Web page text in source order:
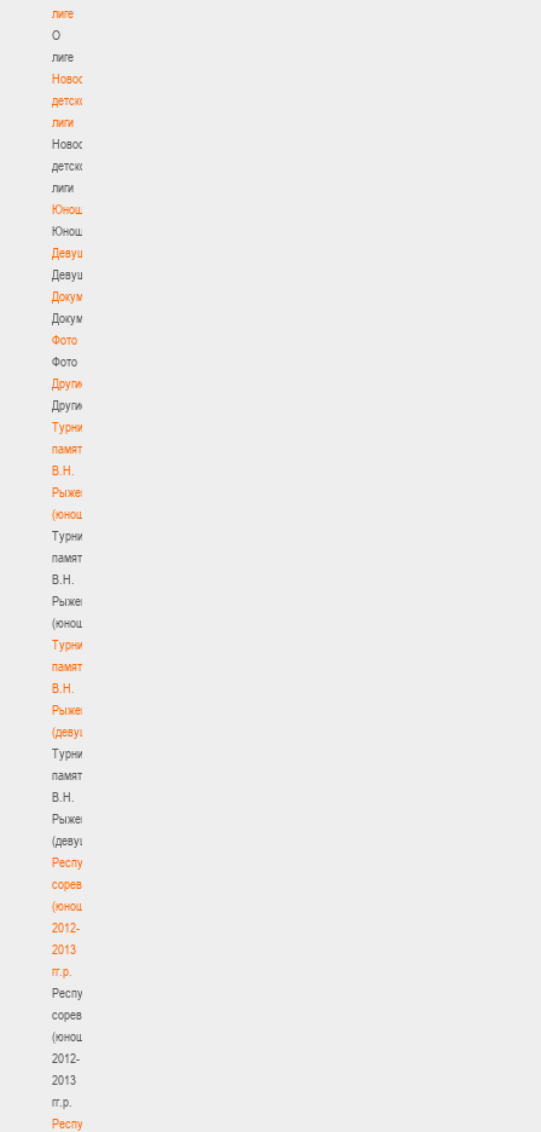
лиге
О
лиге
Новости
детской
лиги
Новости
детской
лиги
Юноши
Юноши
Девушки
Девушки
Документы
Документы
Фото
Фото
Другие
Другие
Турнир
памяти
В.Н.
Рыженкова
(юноши)
Турнир
памяти
В.Н.
Рыженкова
(юноши)
Турнир
памяти
В.Н.
Рыженкова
(девушки)
Турнир
памяти
В.Н.
Рыженкова
(девушки)
Республиканские
соревнования
(юноши)
2012-
2013
гг.р.
Республиканские
соревнования
(юноши)
2012-
2013
гг.р.
Республиканские